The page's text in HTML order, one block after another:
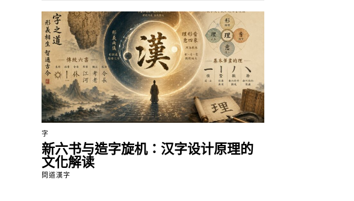
字
新六书与造字旋机：汉字设计原理的
文化解读
問道漢字